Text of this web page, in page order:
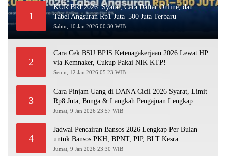
1
KUR BRI 2026: Syarat, Cara Daftar Online, dan
Tabel Angsuran Rp1 Juta–500 Juta Terbaru
Sabtu, 10 Jan 2026 00:30 WIB
2
Cara Cek BSU BPJS Ketenagakerjaan 2026 Lewat HP
via Kemnaker, Cukup Pakai NIK KTP!
Senin, 12 Jan 2026 05:23 WIB
3
Cara Pinjam Uang di DANA Cicil 2026 Syarat, Limit
Rp8 Juta, Bunga & Langkah Pengajuan Lengkap
Jumat, 9 Jan 2026 23:57 WIB
4
Jadwal Pencairan Bansos 2026 Lengkap Per Bulan
untuk Bansos PKH, BPNT, PIP, BLT Kesra
Jumat, 9 Jan 2026 23:30 WIB